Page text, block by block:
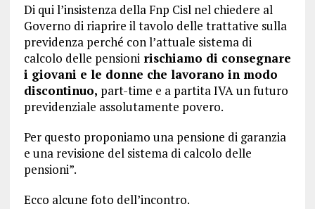
Di qui l’insistenza della Fnp Cisl nel chiedere al
Governo di riaprire il tavolo delle trattative sulla
previdenza perché con l’attuale sistema di
calcolo delle pensionirischiamo di consegnare
i giovani e le donne che lavorano in modo
discontinuo, part-time e a partita IVA un futuro
previdenziale assolutamente povero.
Per questo proponiamo una pensione di garanzia
e una revisione del sistema di calcolo delle
pensioni”.
Ecco alcune foto dell’incontro.